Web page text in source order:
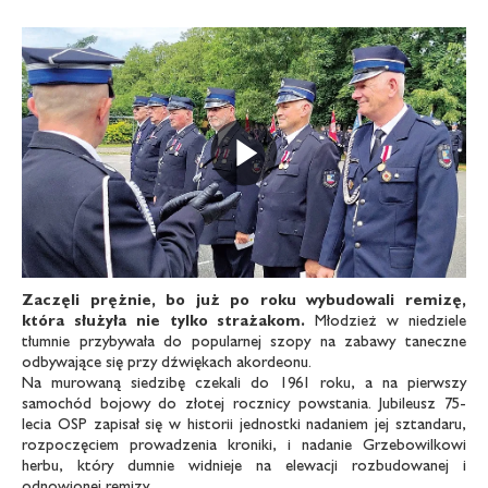
Zaczęli prężnie, bo już po roku wybudowali remizę,
która służyła nie tylko strażakom. Młodzież w niedziele
tłumnie przybywała do popularnej szopy na zabawy taneczne
odbywające się przy dźwiękach akordeonu.
Na murowaną siedzibę czekali do 1961 roku, a na pierwszy
samochód bojowy do złotej rocznicy powstania. Jubileusz 75-
lecia OSP zapisał się w historii jednostki nadaniem jej sztandaru,
rozpoczęciem prowadzenia kroniki, i nadanie Grzebowilkowi
herbu, który dumnie widnieje na elewacji rozbudowanej i